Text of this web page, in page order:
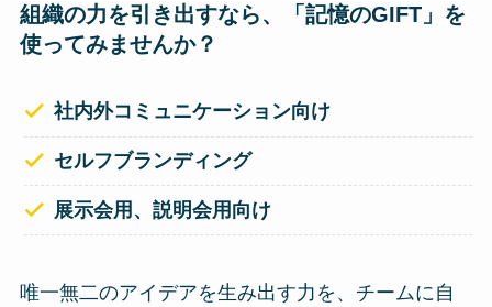
組織の力を引き出すなら、「記憶のGIFT」を
使ってみませんか？
社内外コミュニケーション向け
セルフブランディング
展示会用、説明会用向け
唯一無二のアイデアを生み出す力を、チームに自